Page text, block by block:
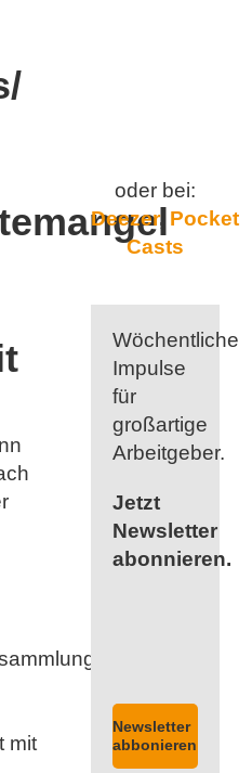
mit
oder bei:
Deezer, Pocket
Casts
Wöchentliche
Impulse
für
großartige
Arbeitgeber.
Jetzt
Newsletter
abonnieren.
Newsletter
abbonieren